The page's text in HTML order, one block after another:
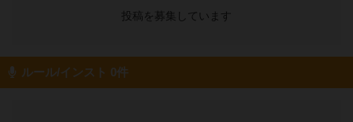
投稿を募集しています
ルール/インスト 0件